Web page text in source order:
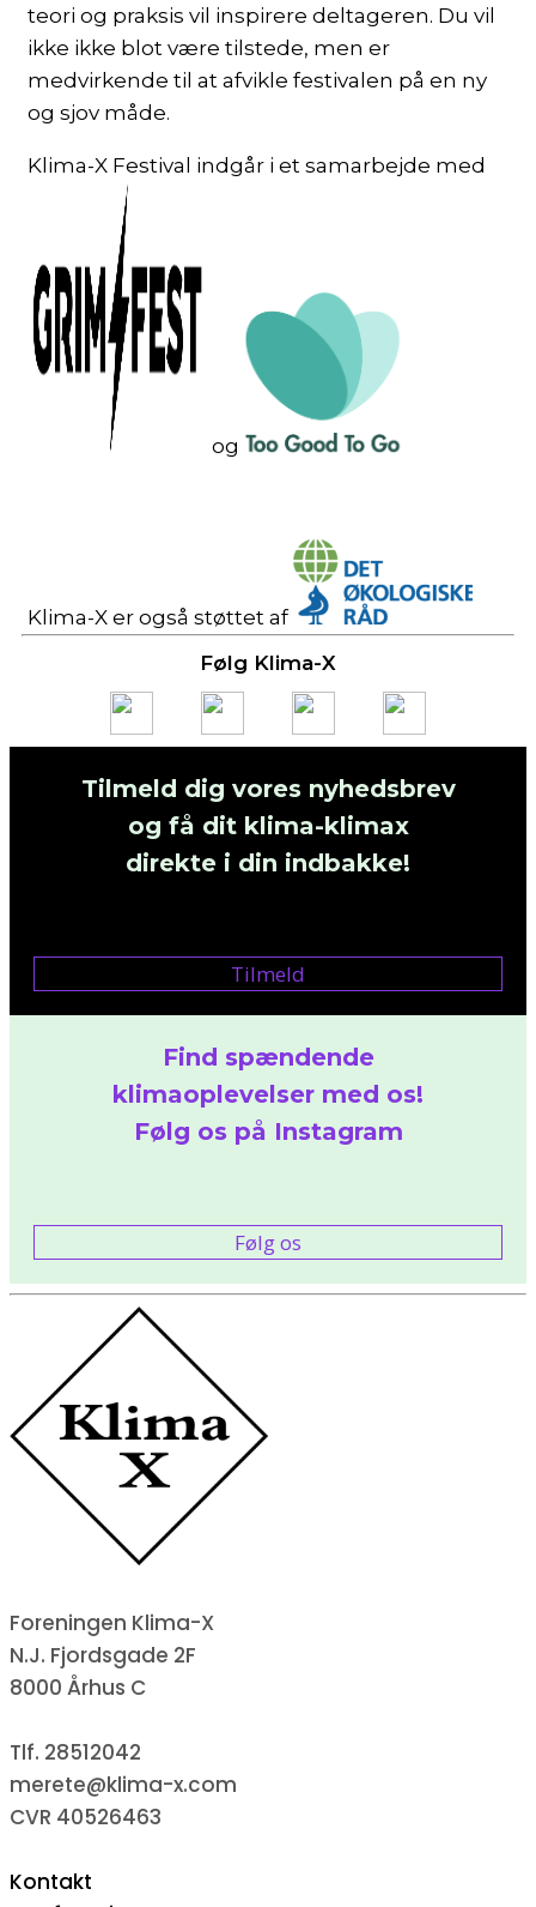
teori og praksis vil inspirere deltageren. Du vil
ikke ikke blot være tilstede, men er
medvirkende til at afvikle festivalen på en ny
og sjov måde.
Klima-X Festival indgår i et samarbejde med
og
Klima-X er også støttet af
Følg Klima-X
Tilmeld dig vores nyhedsbrev
og få dit klima-klimax
direkte i din indbakke!
Tilmeld
Find spændende
klimaoplevelser med os!
Følg os på Instagram
Følg os
Foreningen Klima-X
N.J. Fjordsgade 2F
8000 Århus C
Tlf. 28512042
merete@klima-x.com
CVR 40526463
Kontakt